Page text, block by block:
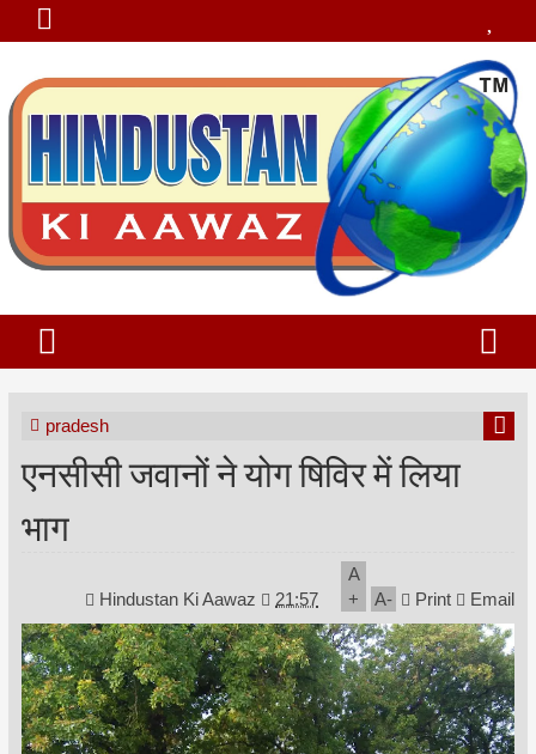
pradesh
एनसीसी जवानों ने योग षिविर में लिया
भाग
Hindustan Ki Aawaz 21:57
A
+
A- Print Email